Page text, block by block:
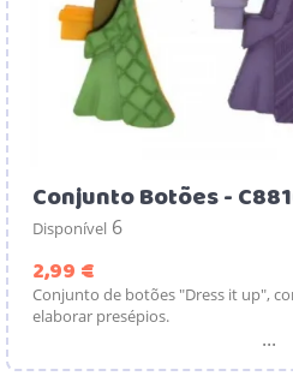
Conjunto Botões -
Disponível 6
2,99 €
Conjunto de botões "Dress it up",
elaborar presépios.
...